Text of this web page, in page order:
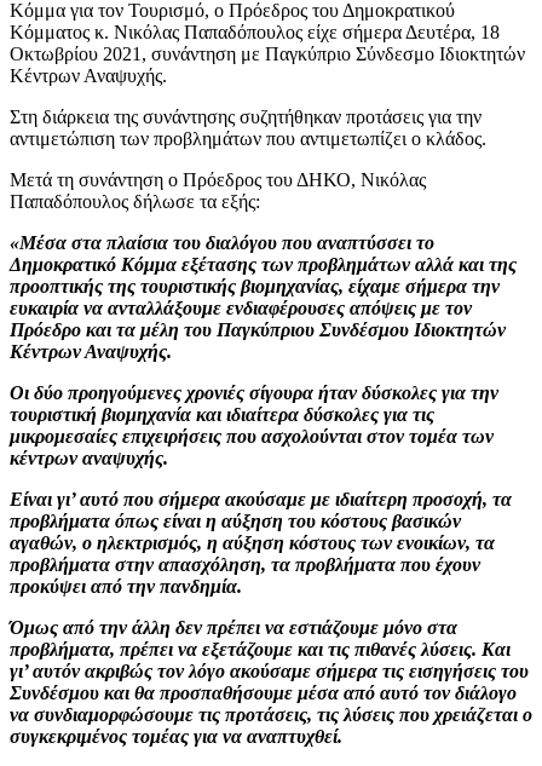
Κόμμα για τον Τουρισμό, ο Πρόεδρος του Δημοκρατικού
Κόμματος κ. Νικόλας Παπαδόπουλος είχε σήμερα Δευτέρα, 18
Οκτωβρίου 2021, συνάντηση με Παγκύπριο Σύνδεσμο Ιδιοκτητών
Κέντρων Αναψυχής.
Στη διάρκεια της συνάντησης συζητήθηκαν προτάσεις για την
αντιμετώπιση των προβλημάτων που αντιμετωπίζει ο κλάδος.
Μετά τη συνάντηση ο Πρόεδρος του ΔΗΚΟ, Νικόλας
Παπαδόπουλος δήλωσε τα εξής:
«Μέσα στα πλαίσια του διαλόγου που αναπτύσσει το
Δημοκρατικό Κόμμα εξέτασης των προβλημάτων αλλά και της
προοπτικής της τουριστικής βιομηχανίας, είχαμε σήμερα την
ευκαιρία να ανταλλάξουμε ενδιαφέρουσες απόψεις με τον
Πρόεδρο και τα μέλη του Παγκύπριου Συνδέσμου Ιδιοκτητών
Κέντρων Αναψυχής.
Οι δύο προηγούμενες χρονιές σίγουρα ήταν δύσκολες για την
τουριστική βιομηχανία και ιδιαίτερα δύσκολες για τις
μικρομεσαίες επιχειρήσεις που ασχολούνται στον τομέα των
κέντρων αναψυχής.
Είναι γι’ αυτό που σήμερα ακούσαμε με ιδιαίτερη προσοχή, τα
προβλήματα όπως είναι η αύξηση του κόστους βασικών
αγαθών, ο ηλεκτρισμός, η αύξηση κόστους των ενοικίων, τα
προβλήματα στην απασχόληση, τα προβλήματα που έχουν
προκύψει από την πανδημία.
Όμως από την άλλη δεν πρέπει να εστιάζουμε μόνο στα
προβλήματα, πρέπει να εξετάζουμε και τις πιθανές λύσεις. Και
γι’ αυτόν ακριβώς τον λόγο ακούσαμε σήμερα τις εισηγήσεις του
Συνδέσμου και θα προσπαθήσουμε μέσα από αυτό τον διάλογο
να συνδιαμορφώσουμε τις προτάσεις, τις λύσεις που χρειάζεται ο
συγκεκριμένος τομέας για να αναπτυχθεί.